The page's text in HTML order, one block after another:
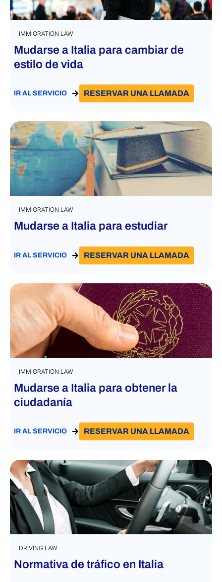
IMMIGRATION LAW
Mudarse a Italia para cambiar de
estilo de vida
IR AL SERVICIO RESERVAR UNA LLAMADA
IMMIGRATION LAW
Mudarse a Italia para estudiar
IR AL SERVICIO RESERVAR UNA LLAMADA
IMMIGRATION LAW
Mudarse a Italia para obtener la
ciudadanía
IR AL SERVICIO RESERVAR UNA LLAMADA
DRIVING LAW
Normativa de tráfico en Italia